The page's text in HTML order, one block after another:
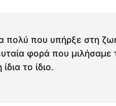
πολύ που υπήρξε στη
φορά που μιλήσαμε
το ίδιο.